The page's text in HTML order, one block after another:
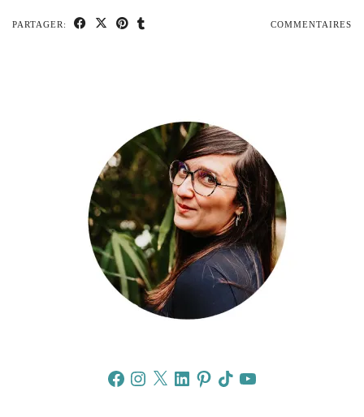
PARTAGER: COMMENTAIRES
FacebookInstagram
X LinkedInPinterestTikTokYouTube